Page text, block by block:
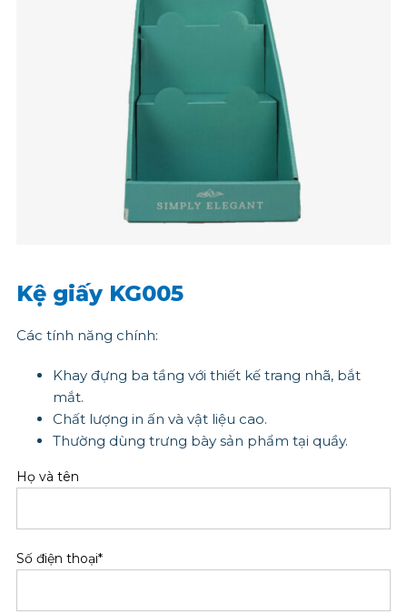
Kệ giấy KG005
Các tính năng chính:
Khay đựng ba tầng với thiết kế trang nhã, bắt
mắt.
Chất lượng in ấn và vật liệu cao.
Thường dùng trưng bày sản phẩm tại quầy.
Họ và tên
Số điện thoại*